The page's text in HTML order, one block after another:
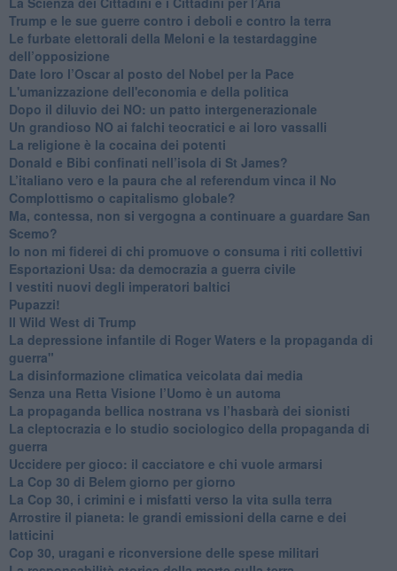
Trump e le sue guerre contro i deboli e contro la terra
​Le furbate elettorali della Meloni e la testardaggine
dell’opposizione
​Date loro l’Oscar al posto del Nobel per la Pace
L'umanizzazione dell'economia e della politica
​Dopo il diluvio dei NO: un patto intergenerazionale
​Un grandioso NO ai falchi teocratici e ai loro vassalli
La religione è la cocaina dei potenti
Donald e Bibi confinati nell’isola di St James?
L’italiano vero e la paura che al referendum vinca il No
​Complottismo o capitalismo globale?
​Ma, contessa, non si vergogna a continuare a guardare San
Scemo?
​Io non mi fiderei di chi promuove o consuma i riti collettivi
Esportazioni Usa: da democrazia a guerra civile
​I vestiti nuovi degli imperatori baltici
​Pupazzi!
​Il Wild West di Trump
​La depressione infantile di Roger Waters e la propaganda di
guerra"
​La disinformazione climatica veicolata dai media
Senza una Retta Visione l’Uomo è un automa
​La propaganda bellica nostrana vs l’hasbarà dei sionisti
​La cleptocrazia e lo studio sociologico della propaganda di
guerra
​Uccidere per gioco: il cacciatore e chi vuole armarsi
​La Cop 30 di Belem giorno per giorno
La Cop 30, i crimini e i misfatti verso la vita sulla terra
Arrostire il pianeta: le grandi emissioni della carne e dei
latticini
​Cop 30, uragani e riconversione delle spese militari